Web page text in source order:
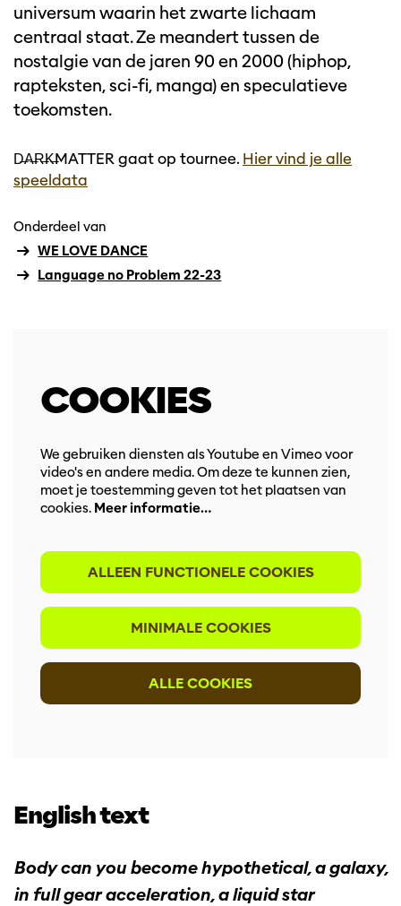
universum waarin het zwarte lichaam
centraal staat. Ze meandert tussen de
nostalgie van de jaren 90 en 2000 (hiphop,
rapteksten, sci-fi, manga) en speculatieve
toekomsten.
D̶A̶R̶K̶MATTER gaat op tournee. Hier vind je alle
speeldata
Onderdeel van
WE LOVE DANCE
Language no Problem 22-23
COOKIES
We gebruiken diensten als Youtube en Vimeo voor
video's en andere media. Om deze te kunnen zien,
moet je toestemming geven tot het plaatsen van
cookies. Meer informatie…
ALLEEN FUNCTIONELE COOKIES
MINIMALE COOKIES
ALLE COOKIES
English text
Body can you become hypothetical, a galaxy,
in full gear acceleration, a liquid star